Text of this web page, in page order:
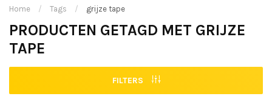
Home / Tags / grijze tape
PRODUCTEN GETAGD MET GRIJZE
TAPE
FILTERS